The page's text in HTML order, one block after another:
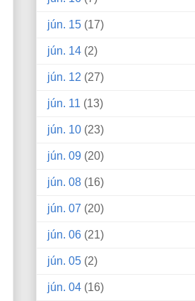
jún. 15 (17)
jún. 14 (2)
jún. 12 (27)
jún. 11 (13)
jún. 10 (23)
jún. 09 (20)
jún. 08 (16)
jún. 07 (20)
jún. 06 (21)
jún. 05 (2)
jún. 04 (16)